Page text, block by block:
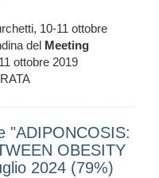
10-11 ottobre
del Meeting
ottobre 2019
"ADIPONCOSIS:
OBESITY
2024 (79%)